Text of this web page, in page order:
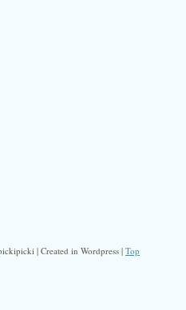
| Created in Wordpress | Top